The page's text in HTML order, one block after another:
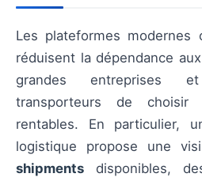
Les plateformes
réduisent la dépendance
grandes entreprises
transporteurs de
rentables. En particulier,
logistique propose une
shipments disponibles,